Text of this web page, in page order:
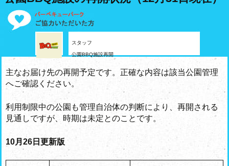
スタッフ
公園BBQ施設再開
主なお届け先の再開予定です。正確な内容は該当公園管理
へご確認ください。
利用制限中の公園も管理自治体の判断により、再開される
見通しですが、時期は未定とのことです。
10月26日更新版